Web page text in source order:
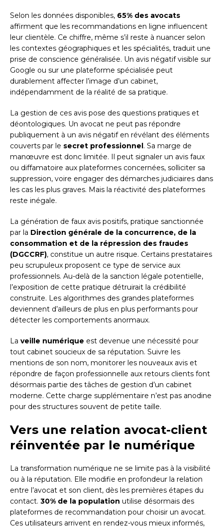
Selon les données disponibles, 65% des avocats
affirment que les recommandations en ligne influencent
leur clientèle. Ce chiffre, même s’il reste à nuancer selon
les contextes géographiques et les spécialités, traduit une
prise de conscience généralisée. Un avis négatif visible sur
Google ou sur une plateforme spécialisée peut
durablement affecter l’image d’un cabinet,
indépendamment de la réalité de sa pratique.
La gestion de ces avis pose des questions pratiques et
déontologiques. Un avocat ne peut pas répondre
publiquement à un avis négatif en révélant des éléments
couverts par le secret professionnel. Sa marge de
manœuvre est donc limitée. Il peut signaler un avis faux
ou diffamatoire aux plateformes concernées, solliciter sa
suppression, voire engager des démarches judiciaires dans
les cas les plus graves. Mais la réactivité des plateformes
reste inégale.
La génération de faux avis positifs, pratique sanctionnée
par la Direction générale de la concurrence, de la
consommation et de la répression des fraudes
(DGCCRF), constitue un autre risque. Certains prestataires
peu scrupuleux proposent ce type de service aux
professionnels. Au-delà de la sanction légale potentielle,
l’exposition de cette pratique détruirait la crédibilité
construite. Les algorithmes des grandes plateformes
deviennent d’ailleurs de plus en plus performants pour
détecter les comportements anormaux.
La veille numérique est devenue une nécessité pour
tout cabinet soucieux de sa réputation. Suivre les
mentions de son nom, monitorer les nouveaux avis et
répondre de façon professionnelle aux retours clients font
désormais partie des tâches de gestion d’un cabinet
moderne. Cette charge supplémentaire n’est pas anodine
pour des structures souvent de petite taille.
Vers une relation avocat-client
réinventée par le numérique
La transformation numérique ne se limite pas à la visibilité
ou à la réputation. Elle modifie en profondeur la relation
entre l’avocat et son client, dès les premières étapes du
contact. 30% de la population utilise désormais des
plateformes de recommandation pour choisir un avocat.
Ces utilisateurs arrivent en rendez-vous mieux informés,